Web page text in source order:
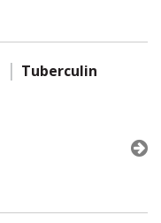
Tuberculin